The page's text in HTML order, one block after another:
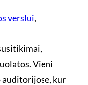
verslui
Vieni
auditorijose, kur